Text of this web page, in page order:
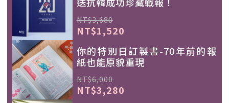
NT$3,680
NT$1,520
你的特別日訂製書-70年前的報
紙也能原貌重現
NT$6,000
NT$3,280